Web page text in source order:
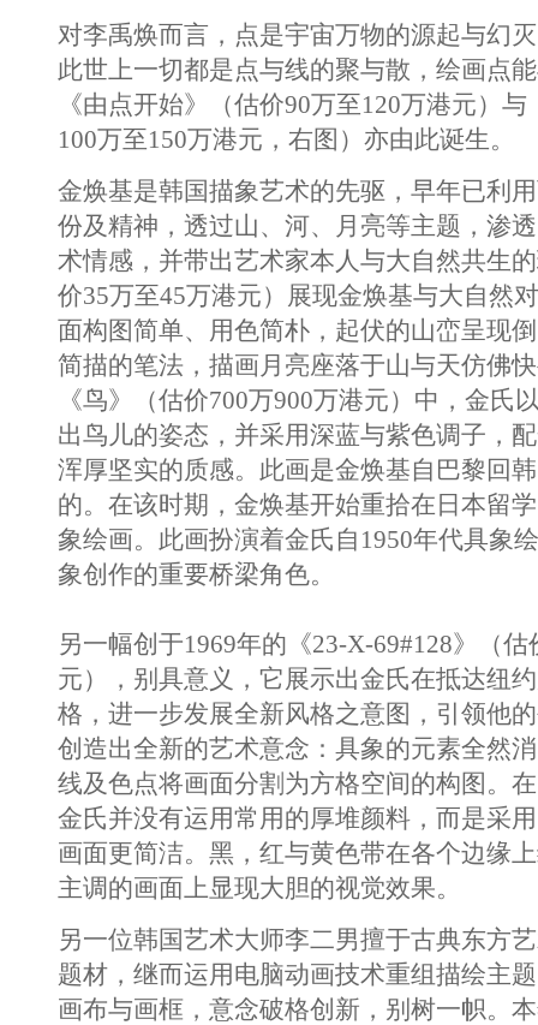
对李禹焕而言，点是宇宙万物的源起与幻
此世上一切都是点与线的聚与散，绘画点
《由点开始》（估价90万至120万港元）
100万至150万港元，右图）亦由此诞生。
金焕基是韩国描象艺术的先驱，早年已利
份及精神，透过山、河、月亮等主题，渗
术情感，并带出艺术家本人与大自然共生
价35万至45万港元）展现金焕基与大自然
面构图简单、用色简朴，起伏的山峦呈现
简描的笔法，描画月亮座落于山与天仿佛
《鸟》（估价700万900万港元）中，金氏
出鸟儿的姿态，并采用深蓝与紫色调子，
浑厚坚实的质感。此画是金焕基自巴黎回
的。在该时期，金焕基开始重拾在日本留
象绘画。此画扮演着金氏自1950年代具象
象创作的重要桥梁角色。
另一幅创于1969年的《23-X-69#128》（估
元），别具意义，它展示出金氏在抵达纽
格，进一步发展全新风格之意图，引领他
创造出全新的艺术意念：具象的元素全然
线及色点将画面分割为方格空间的构图。
金氏并没有运用常用的厚堆颜料，而是采
画面更简洁。黑，红与黄色带在各个边缘
主调的画面上显现大胆的视觉效果。
另一位韩国艺术大师李二男擅于古典东方
题材，继而运用电脑动画技术重组描绘主
画布与画框，意念破格创新，别树一帜。